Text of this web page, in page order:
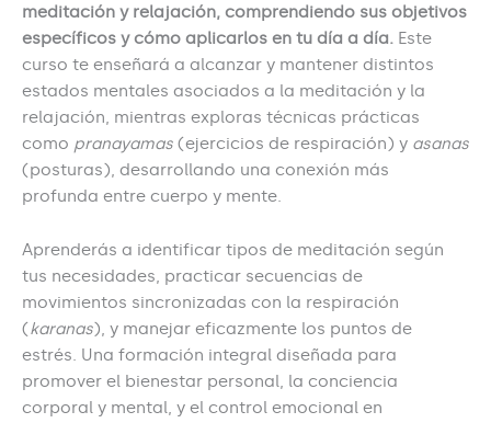
meditación y relajación, comprendiendo sus objetivos
específicos y cómo aplicarlos en tu día a día. Este
curso te enseñará a alcanzar y mantener distintos
estados mentales asociados a la meditación y la
relajación, mientras exploras técnicas prácticas
como pranayamas (ejercicios de respiración) y asanas
(posturas), desarrollando una conexión más
profunda entre cuerpo y mente.
Aprenderás a identificar tipos de meditación según
tus necesidades, practicar secuencias de
movimientos sincronizadas con la respiración
(karanas), y manejar eficazmente los puntos de
estrés. Una formación integral diseñada para
promover el bienestar personal, la conciencia
corporal y mental, y el control emocional en